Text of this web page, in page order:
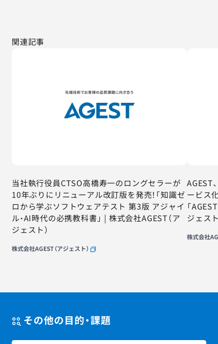
関連記事
当社執行役員CTSO高橋寿一のロングセラーが
10年ぶりにリニューアル改訂版を発売！「知識ゼ
ロから学ぶソフトウェアテスト 第3版 アジャイ
ル・AI時代の必携教科書」 | 株式会社AGEST（ア
ジェスト）
株式会社AGEST（アジェスト）
AGEST
ービス
「
ジェス
株式会社
その他の目的・課題